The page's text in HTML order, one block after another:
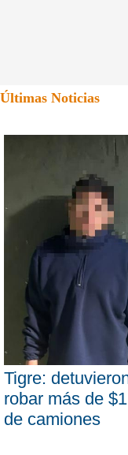
Últimas Noticias
Tigre:
robar más de
de camiones